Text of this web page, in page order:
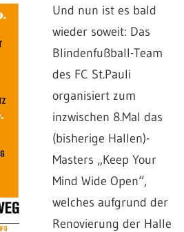
Und nun ist es bald
wieder soweit: Das
Blindenfußball-Team
des FC St.Pauli
organisiert zum
inzwischen 8.Mal das
(bisherige Hallen)-
Masters „Keep Your
Mind Wide Open“,
welches aufgrund der
Renovierung der Halle